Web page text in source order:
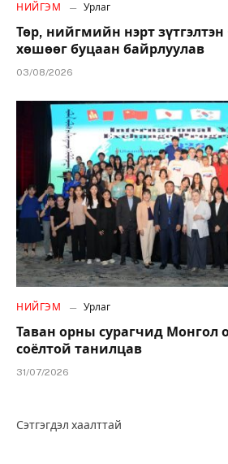
НИЙГЭМ Урлаг
Төр, нийгмийн нэрт
хөшөөг буцаан байрлуулав
03/08/2026
НИЙГЭМ Урлаг
Таван орны сурагчид Монгол
соёлтой танилцав
31/07/2026
Сэтгэгдэл хаалттай